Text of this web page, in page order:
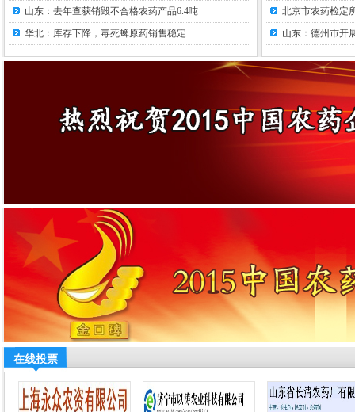
山东：去年查获销毁不合格农药产品6.4吨
华北：库存下降，毒死蜱原药销售稳定
北京市农药检定
山东：德州市开
在线投票